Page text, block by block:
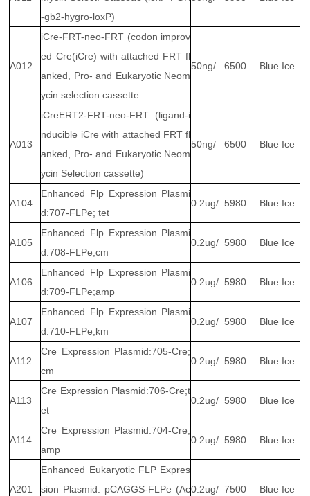
-gb2-hygro-loxP)
A012
iCre-FRT-neo-FRT (codon improv
ed Cre(iCre) with attached FRT fl
anked, Pro- and Eukaryotic Neom
ycin selection cassette
50ng/ 6500 Blue Ice
A013
iCreERT2-FRT-neo-FRT (ligand-i
nducible iCre with attached FRT fl
anked, Pro- and Eukaryotic Neom
ycin Selection cassette)
50ng/ 6500 Blue Ice
A104
Enhanced Flp Expression Plasmi
d:707-FLPe; tet
0.2ug/ 5980 Blue Ice
A105
Enhanced Flp Expression Plasmi
d:708-FLPe;cm
0.2ug/ 5980 Blue Ice
A106
Enhanced Flp Expression Plasmi
d:709-FLPe;amp
0.2ug/ 5980 Blue Ice
A107
Enhanced Flp Expression Plasmi
d:710-FLPe;km
0.2ug/ 5980 Blue Ice
A112
Cre Expression Plasmid:705-Cre;
cm
0.2ug/ 5980 Blue Ice
A113
Cre Expression Plasmid:706-Cre;t
et
0.2ug/ 5980 Blue Ice
A114
Cre Expression Plasmid:704-Cre;
amp
0.2ug/ 5980 Blue Ice
A201
Enhanced Eukaryotic FLP Expres
sion Plasmid: pCAGGS-FLPe (Ac0.2ug/ 7500 Blue Ice